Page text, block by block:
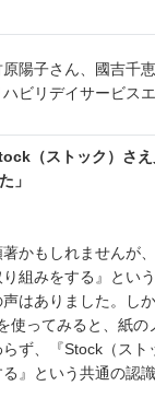
原陽子さん、國吉千
ハビリデイサービス
（ストック）さ
」
かもしれませんが
組みをする』とい
はありました。し
使ってみると、紙の
ず、『Stock（スト
』という共通の認